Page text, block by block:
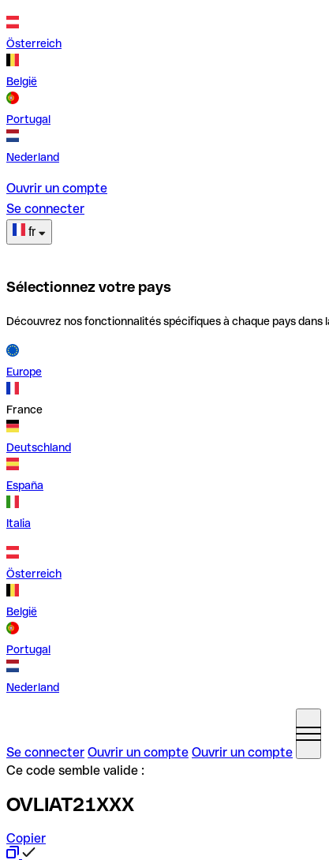
Österreich
België
Portugal
Nederland
Ouvrir un compte
Se connecter
fr
Sélectionnez votre pays
Découvrez nos fonctionnalités spécifiques à chaque pays dans
Europe
France
Deutschland
España
Italia
Österreich
België
Portugal
Nederland
Se connecter Ouvrir un compte Ouvrir un compte
Ce code semble valide :
OVLIAT21XXX
Copier